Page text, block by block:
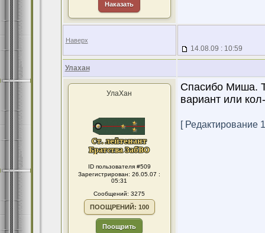
Наказать
Наверх
14.08.09 : 10:59
Улахан
УлаХан
ID пользователя #509
Зарегистрирован: 26.05.07 :
05:31
Сообщений: 3275
ПООЩРЕНИЙ: 100
Поощрить
Спасибо Миша.
вариант или
[ Редактирование